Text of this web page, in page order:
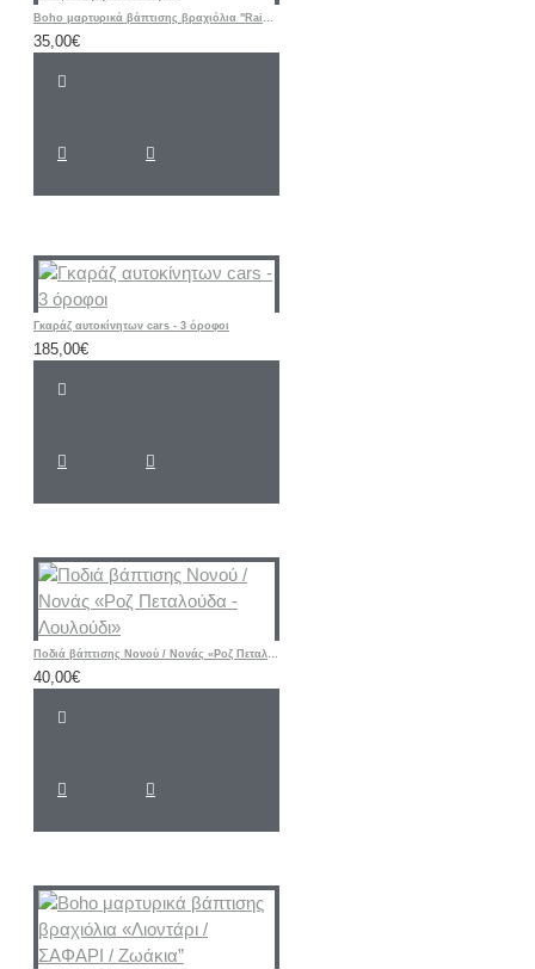
Boho μαρτυρικά βάπτισης βραχιόλια "Rainbow Ουράνιο Τόξο Εμμανουήλ»
35,00€
Γκαράζ αυτοκίνητων cars - 3 όροφοι
185,00€
Ποδιά βάπτισης Νονού / Νονάς «Ροζ Πεταλούδα - Λουλούδι»
40,00€